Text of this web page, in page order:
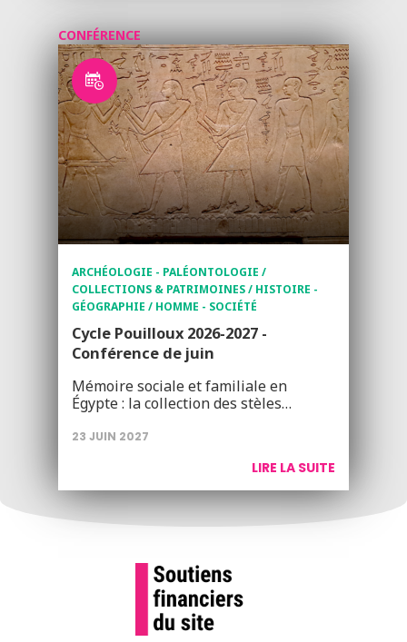
CONFÉRENCE
ARCHÉOLOGIE - PALÉONTOLOGIE /
COLLECTIONS & PATRIMOINES / HISTOIRE -
GÉOGRAPHIE / HOMME - SOCIÉTÉ
Cycle Pouilloux 2026-2027 -
Conférence de juin
Mémoire sociale et familiale en
Égypte : la collection des stèles…
23 JUIN 2027
LIRE LA SUITE